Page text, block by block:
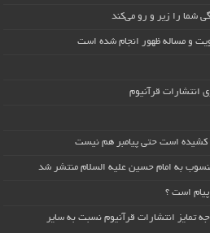
شما را زیر و رو می‌کند
و مساله ظهور انجام شده است
انتشارات قرآنیوم
کشیده است حتی پیامبر هم نیست
به امام حسین علیه السلام منتشر شد
است ؟
تمایز انتشارات قرآنیوم نسبت به سایر